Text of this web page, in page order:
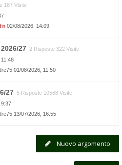
187 Visite
02/08/2026, 14:09
27 2 Risposte 322 Visite
11:48
01/08/2026, 11:50
27 5 Risposte 10568 Visite
9:37
13/07/2026, 16:55
Nuovo argomento